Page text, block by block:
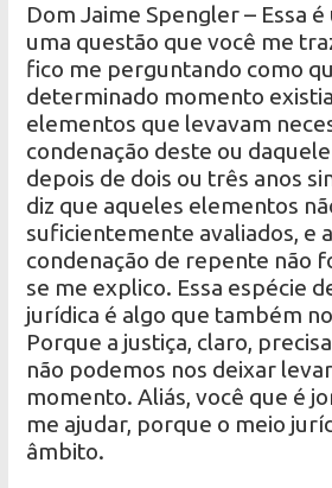
Dom Jaime Spengler – Essa
uma questão que você me
fico me perguntando como
determinado momento
elementos que levavam
condenação deste ou
depois de dois ou três anos
diz que aqueles elementos
suficientemente avaliados, e
condenação de repente não
se me explico. Essa espécie
jurídica é algo que também
Porque a justiça, claro,
não podemos nos deixar
momento. Aliás, você que é
me ajudar, porque o meio
âmbito.